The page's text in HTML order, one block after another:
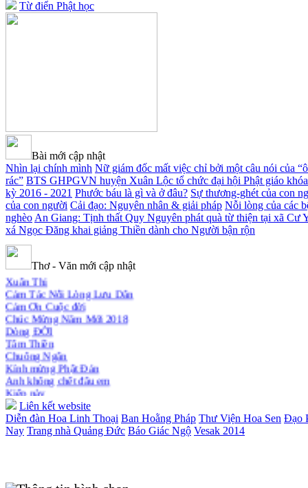
Từ điển Phật học
Bài mới cập nhật
Nhìn lại chính mình Nữ giám đốc mất việc chỉ bởi một câu nói của
rác” BTS GHPGVN huyện Xuân Lộc tổ chức đại hội Phật giáo
kỳ 2016 - 2021 Phước báu là gì và ở đâu? Sự thương-ghét của con
của con người Cải đạo: Nguyên nhân & giải pháp Nỗi lòng của các
nghèo An Giang: Tịnh thất Quy Nguyên phát quà từ thiện tại xã Cư
xá Ngọc Đăng khai giảng Thiền dành cho Người bận rộn
Thơ - Văn mới cập nhật
Xuân Thi
Cảm Tác Nỗi Lòng Lưu Dân
Cảm Ơn Cuộc đời
Chúc Mừng Năm Mới 2018
Dòng ĐỜI
Tâm Thiền
Chuông Ngân
Kính mừng Phật Đản
Anh không chết đâu em
Kiếp này
Liên kết website
Diễn đàn Hoa Linh Thoại Ban Hoằng Pháp Thư Viện Hoa Sen Đạo
Nay Trang nhà Quảng Đức Báo Giác Ngộ Vesak 2014